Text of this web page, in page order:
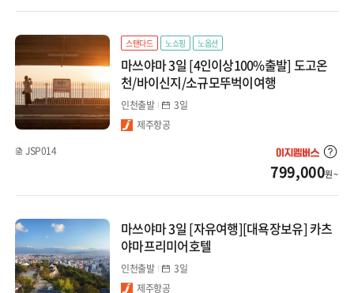
몽골/중앙아시아
인도/네팔/스리랑카
다카마츠/요나고/도쿠시마
니가타/쿠사츠/아오모리
나고야/도야마/알펜루트
스탠다드 노쇼핑 노옵션
마쓰야마 3일 [4인이상100%출발] 도고온
천/바이신지/소규모뚜벅이여행
인천출발
3일
제주항공
JSP014
799,000원 ~
마쓰야마 3일 [자유여행][대욕장보유] 카츠
야마프리미어호텔
인천출발
3일
제주항공